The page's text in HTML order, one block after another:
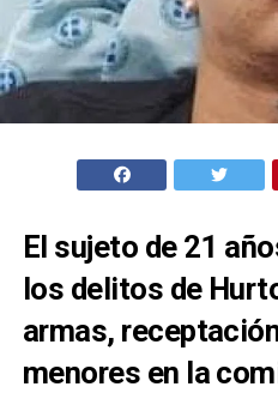
El sujeto de 21
los delitos de
armas,
menores en la